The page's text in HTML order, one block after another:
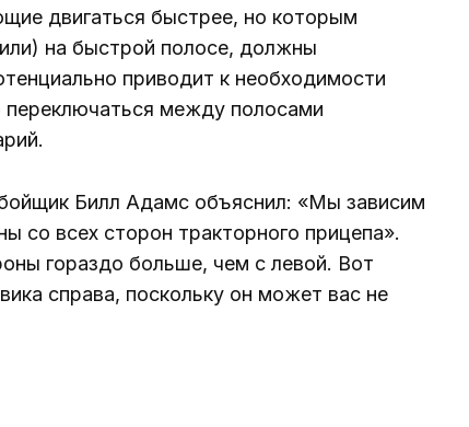
двигаться быстрее, но которым
на быстрой полосе, должны
приводит к необходимости
между полосами
Билл Адамс объяснил: «Мы зависим
со всех сторон тракторного прицепа».
гораздо больше, чем с левой. Вот
справа, поскольку он может вас не